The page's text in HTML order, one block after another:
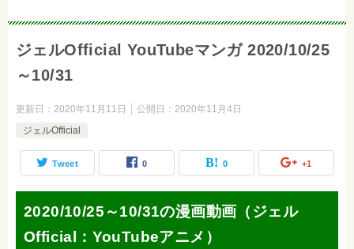
ジェルOfficial YouTubeマンガ 2020/10/25
～10/31
更新日： 2020年11月11日 公開日： 2020年11月4日
ジェルOfficial
Tweet 0 0 +1
2020/10/25～10/31の漫画動画（ジェル
Official：YouTubeアニメ）